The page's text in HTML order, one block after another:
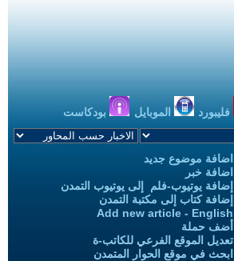
فليبورد الموبايل بودكاست
اضافة موضوع جديد
اضافة خبر
إضافة يوتيوب-فلم إلى يوتيوب التمدن
إضافة كتاب إلى مكتبة التمدن
Add new article - English
أضف حملة
تعديل الموقع الفرعي للكاتب-ة
ابحث في موقع الحوار المتمدن